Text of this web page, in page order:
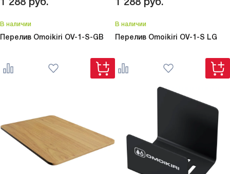
В наличии
Перелив Omoikiri OV-1-S-GB
В наличии
Перелив Omoikiri OV-1-S LG